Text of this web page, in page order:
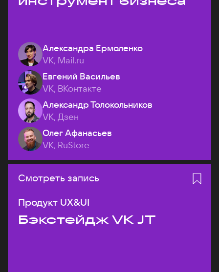
Александра Ермоленко
VK, Mail.ru
Евгений Васильев
VK, ВКонтакте
Александр Толокольников
VK, Дзен
Олег Афанасьев
VK, RuStore
Смотреть запись
Продукт UX&UI
Бэкстейдж VK JT